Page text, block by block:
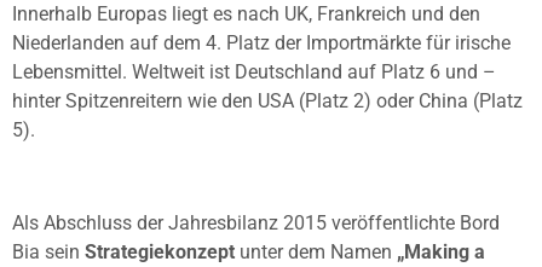
Innerhalb Europas liegt es nach UK, Frankreich und den
Niederlanden auf dem 4. Platz der Importmärkte für irische
Lebensmittel. Weltweit ist Deutschland auf Platz 6 und –
hinter Spitzenreitern wie den USA (Platz 2) oder China (Platz
5).
Als Abschluss der Jahresbilanz 2015 veröffentlichte Bord
Bia sein Strategiekonzept unter dem Namen „Making a